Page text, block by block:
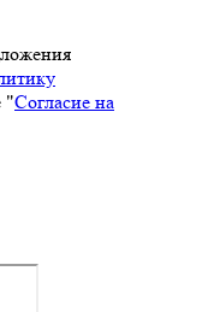
"Согласие на